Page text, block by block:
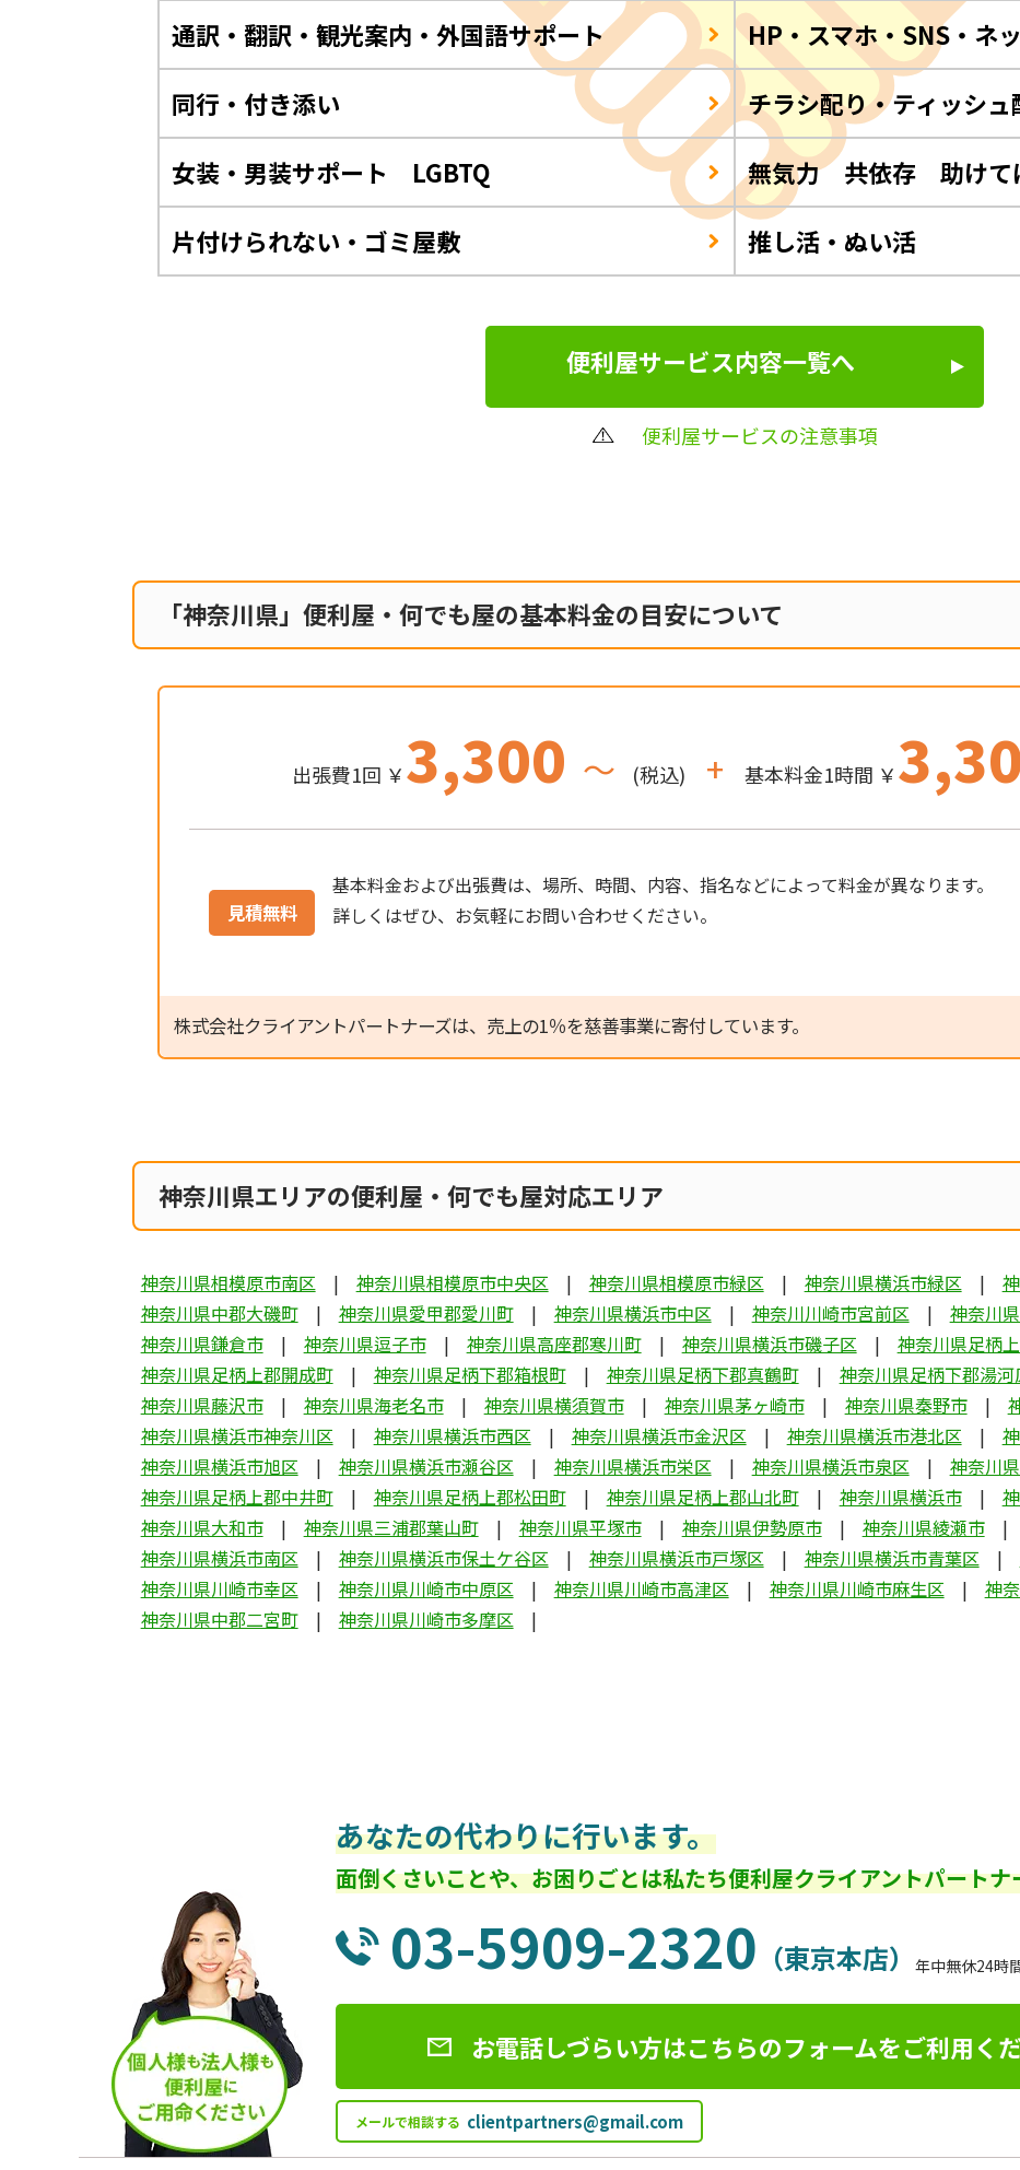
通訳・翻訳・観光案内・外国語サポート
HP・スマホ・SNS・ネ
同行・付き添い
チラシ配り・ティッシュ
女装・男装サポート LGBTQ
無気力 共依存 助けて
片付けられない・ゴミ屋敷
推し活・ぬい活
便利屋サービス内容一覧へ
便利屋サービスの注意事項
「神奈川県」便利屋・何でも屋の基本料金の目安について
出張費1回 ￥3,300 ～ (税込) + 基本料金1時間 ￥
見積無料
基本料金および出張費は、場所、時間、内容、指名などによって料金が異なります。
詳しくはぜひ、お気軽にお問い合わせください。
株式会社クライアントパートナーズは、売上の1％を慈善事業に寄付しています。
神奈川県エリアの便利屋・何でも屋対応エリア
神奈川県相模原市南区 神奈川県相模原市中央区 神奈川県相模原市緑区 神奈川県横浜市緑区
神奈川県中郡大磯町
神奈川県愛甲郡愛川町 神奈川県横浜市中区 神奈川川崎市宮前区 神奈川
神奈川県鎌倉市
神奈川県逗子市 神奈川県高座郡寒川町 神奈川県横浜市磯子区
神奈川県足柄
神奈川県足柄上郡開成町
神奈川県足柄下郡箱根町 神奈川県足柄下郡真鶴町 神奈川県足柄下郡湯河
神奈川県藤沢市
神奈川県海老名市 神奈川県横須賀市 神奈川県茅ヶ崎市 神奈川県秦野市
神奈川県横浜市神奈川区
神奈川県横浜市西区 神奈川県横浜市金沢区 神奈川県横浜市港北区
神奈川県横浜市旭区
神奈川県横浜市瀬谷区 神奈川県横浜市栄区 神奈川県横浜市泉区
神奈川
神奈川県足柄上郡中井町
神奈川県足柄上郡松田町 神奈川県足柄上郡山北町 神奈川県横浜市
神奈川県大和市
神奈川県三浦郡葉山町 神奈川県平塚市 神奈川県伊勢原市 神奈川県綾瀬市
神奈川県横浜市南区
神奈川県横浜市保土ケ谷区 神奈川県横浜市戸塚区 神奈川県横浜市青葉区
神奈川県川崎市幸区
神奈川県川崎市中原区 神奈川県川崎市高津区 神奈川県川崎市麻生区
神
神奈川県中郡二宮町
神奈川県川崎市多摩区
あなたの代わりに行います。
面倒くさいことや、お困りごとは私たち便利屋クライアントパート
03-5909-2320 （東京本店） 年中無休24時
お電話しづらい方はこちらのフォームをご利用く
メールで相談する clientpartners@gmail.com